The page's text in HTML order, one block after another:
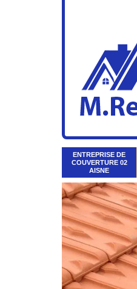
ENTREPRISE DE
COUVERTURE 02
AISNE